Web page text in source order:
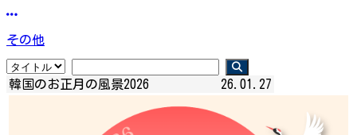
その他
韓国のお正月の風景2026 26.01.27